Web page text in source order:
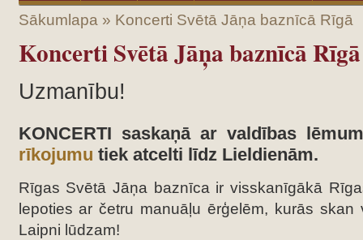
Sākumlapa » Koncerti Svētā Jāņa baznīcā Rīgā
Koncerti Svētā Jāņa baznīcā Rīgā
Uzmanību!
KONCERTI saskaņā ar valdības
rīkojumu tiek atcelti līdz Lieldienām.
Rīgas Svētā Jāņa baznīca ir visskanīgākā
lepoties ar četru manuāļu ērģelēm, kurās
Laipni lūdzam!